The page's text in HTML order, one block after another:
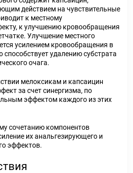
действием на чувствительные
к местному
к улучшению кровообращения
Улучшение местного
усилением кровообращения в
удалению субстрата
очага.
мелоксикам и капсаицин
за счет синергизма, по
эффектом каждого из этих
сочетанию компонентов
их анальгезирующего и
эффектов.